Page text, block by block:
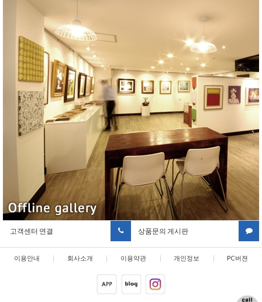
고객센터 연결 상품문의 게시판
이용안내 | 회사소개 | 이용약관 | 개인정보 | PC버젼